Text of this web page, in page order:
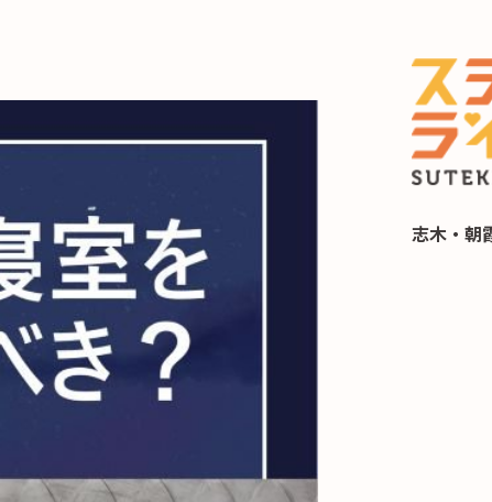
志木・朝
これからの暮らし 住み替え相談